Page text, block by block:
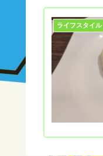
ライフスタイル